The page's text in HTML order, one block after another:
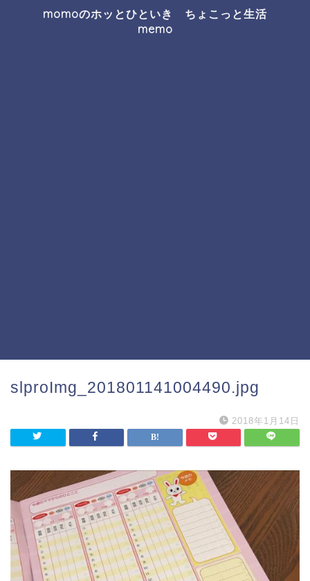
momoのホッとひといき ちょこっと生活
memo
slproImg_201801141004490.jpg
2018年1月14日